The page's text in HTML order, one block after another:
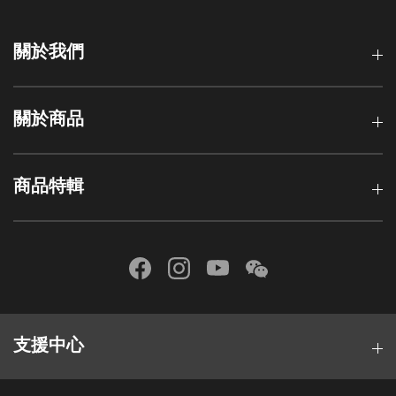
關於我們
關於商品
商品特輯
支援中心